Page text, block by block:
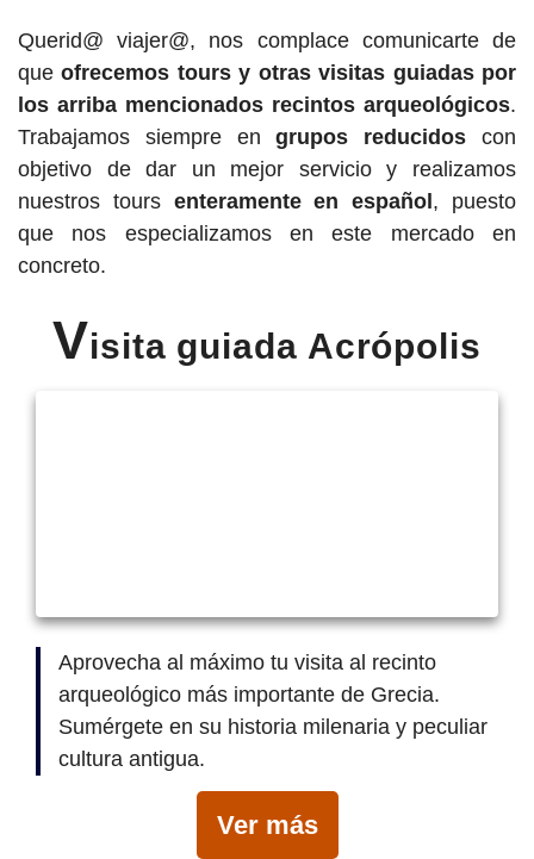
Querid@ viajer@, nos complace comunicarte de
queofrecemos tours y otras visitas guiadas por
los arriba mencionados recintos arqueológicos.
Trabajamos siempre engrupos reducidos con
objetivo de dar un mejor servicio y realizamos
nuestros tours enteramente en español, puesto
que nos especializamos en este mercado en
concreto.
Visita guiada Acrópolis
Aprovecha al máximo tu visita al recinto
arqueológico más importante de Grecia.
Sumérgete en su historia milenaria y peculiar
cultura antigua.
Ver más